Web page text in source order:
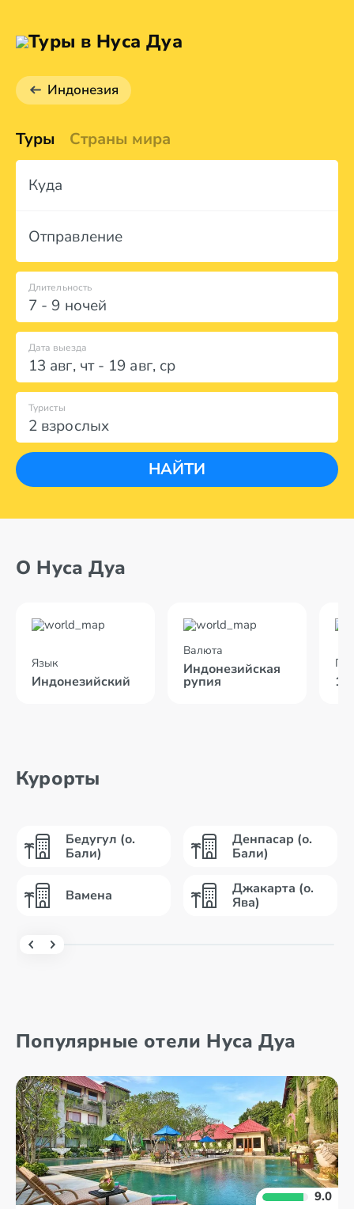
Туры в Нуса Дуа
Индонезия
Туры Страны мира
Куда
Отправление
7 - 9 ночей
Длительность
Дата выезда
13 авг, чт- 19 авг, ср
2 взрослых
Туристы
НАЙТИ
О Нуса Дуа
Язык
Индонезийский
Валюта
Индонезийская
рупия
Курорты
Бедугул (о.
Бали)
Вамена
Денпасар (о.
Бали)
Джакарта (о.
Ява)
Популярные отели Нуса Дуа
9.0